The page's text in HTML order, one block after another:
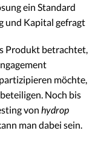
ein Standard
und Kapital gefragt
Produkt betrachtet,
möchte,
Noch bis
von hydrop
man dabei sein.